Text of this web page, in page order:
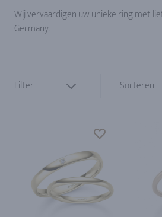
Wij vervaardigen uw unieke ring met
Germany.
Filter Sorteren